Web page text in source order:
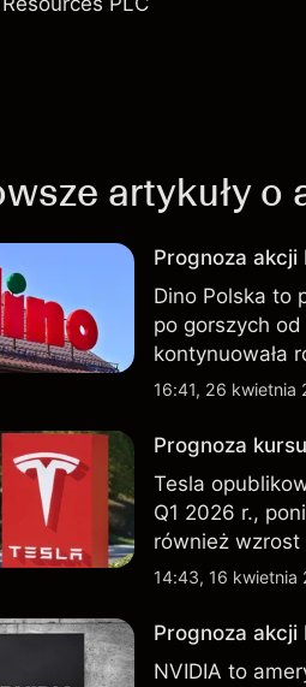
artykuły o
Prognoza akcji
Dino Polska to
po gorszych
kontynuowała
przeszłości nie
16:41, 26 kwietnia
Prognoza
Tesla
Q1 2026 r.,
również wzrost
nowego SUV-
14:43, 16 kwietnia
Prognoza akcji
NVIDIA to